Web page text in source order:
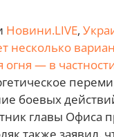
Новини.LIVE,
несколько
— в
боевых
главы Офиса